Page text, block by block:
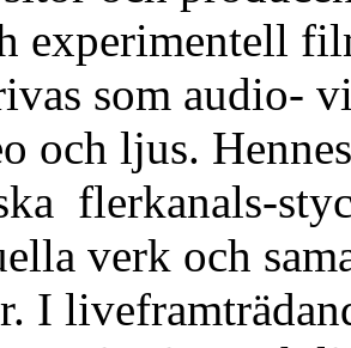
experimentell
som audio-
och ljus.
flerkanals-
verk och
I